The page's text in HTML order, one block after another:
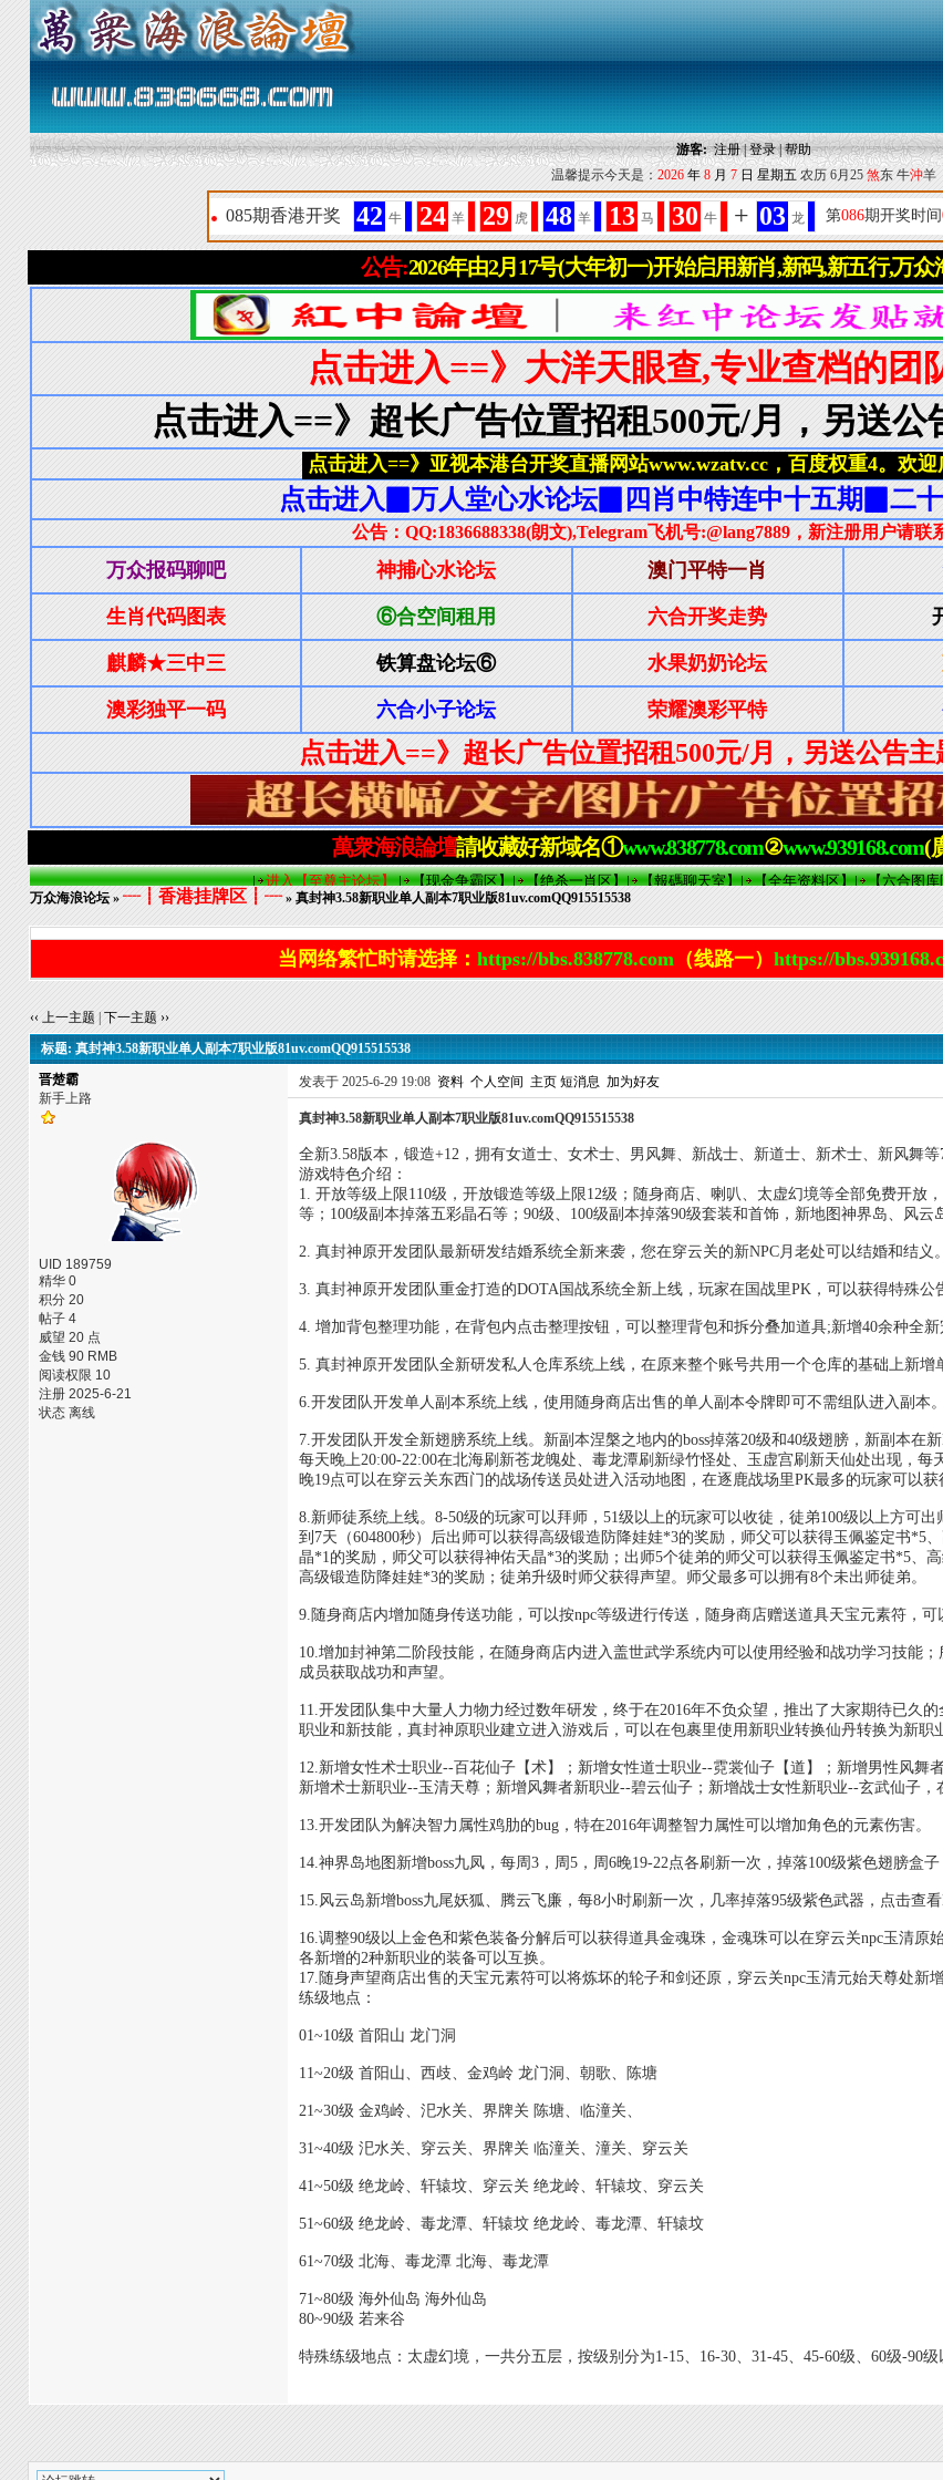
游客:注册|登录|帮助
温馨提示今天是： 2026年 8月 7日 星期五 农历 6月25 煞东 牛沖羊
万众海浪论坛» ┈┋香港挂牌区┋┈» 真封神3.58新职业单人副本7职业版81uv.comQQ915515538
当网络繁忙时请选择： https://bbs.838778.com（线路一） https://
‹‹ 上一主题
下一主题 ››
标题: 真封神3.58新职业单人副本7职业版81uv.comQQ915515538
晋楚霸
新手上路
UID 189759
精华 0
积分 20
帖子 4
威望 20 点
金钱 90 RMB
阅读权限 10
注册 2025-6-21
状态 离线
发表于 2025-6-29 19:08 资料 个人空间 主页 短消息 加为好友
真封神3.58新职业单人副本7职业版81uv.comQQ915515538
全新3.58版本，锻造+12，拥有女道士、女术士、男风舞、新战士、新道士、新术士、新风舞等
游戏特色介绍：
1. 开放等级上限110级，开放锻造等级上限12级；随身商店、喇叭、太虚幻境等全部免费开
等；100级副本掉落五彩晶石等；90级、100级副本掉落90级套装和首饰，新地图神界岛、风云
2. 真封神原开发团队最新研发结婚系统全新来袭，您在穿云关的新NPC月老处可以结婚和结义。
3. 真封神原开发团队重金打造的DOTA国战系统全新上线，玩家在国战里PK，可以获得特殊公
4. 增加背包整理功能，在背包内点击整理按钮，可以整理背包和拆分叠加道具;新增40余种全
5. 真封神原开发团队全新研发私人仓库系统上线，在原来整个账号共用一个仓库的基础上新
6.开发团队开发单人副本系统上线，使用随身商店出售的单人副本令牌即可不需组队进入副本。
7.开发团队开发全新翅膀系统上线。新副本涅槃之地内的boss掉落20级和40级翅膀，新副本在
每天晚上20:00-22:00在北海刷新苍龙魄处、毒龙潭刷新绿竹怪处、玉虚宫刷新天仙处出现，
晚19点可以在穿云关东西门的战场传送员处进入活动地图，在逐鹿战场里PK最多的玩家可以获
8.新师徒系统上线。8-50级的玩家可以拜师，51级以上的玩家可以收徒，徒弟100级以上方可
到7天（604800秒）后出师可以获得高级锻造防降娃娃*3的奖励，师父可以获得玉佩鉴定书*5
晶*1的奖励，师父可以获得神佑天晶*3的奖励；出师5个徒弟的师父可以获得玉佩鉴定书*5、
高级锻造防降娃娃*3的奖励；徒弟升级时师父获得声望。师父最多可以拥有8个未出师徒弟。
9.随身商店内增加随身传送功能，可以按npc等级进行传送，随身商店赠送道具天宝元素符，可
10.增加封神第二阶段技能，在随身商店内进入盖世武学系统内可以使用经验和战功学习技能
成员获取战功和声望。
11.开发团队集中大量人力物力经过数年研发，终于在2016年不负众望，推出了大家期待已久
职业和新技能，真封神原职业建立进入游戏后，可以在包裹里使用新职业转换仙丹转换为新职
12.新增女性术士职业--百花仙子【术】；新增女性道士职业--霓裳仙子【道】；新增男性风舞
新增术士新职业--玉清天尊；新增风舞者新职业--碧云仙子；新增战士女性新职业--玄武仙子，
13.开发团队为解决智力属性鸡肋的bug，特在2016年调整智力属性可以增加角色的元素伤害。
14.神界岛地图新增boss九凤，每周3，周5，周6晚19-22点各刷新一次，掉落100级紫色翅膀盒
15.风云岛新增boss九尾妖狐、腾云飞廉，每8小时刷新一次，几率掉落95级紫色武器，点击查看
16.调整90级以上金色和紫色装备分解后可以获得道具金魂珠，金魂珠可以在穿云关npc玉清
各新增的2种新职业的装备可以互换。
17.随身声望商店出售的天宝元素符可以将炼坏的轮子和剑还原，穿云关npc玉清元始天尊处新
练级地点：
01~10级 首阳山 龙门洞
11~20级 首阳山、西歧、金鸡岭 龙门洞、朝歌、陈塘
21~30级 金鸡岭、汜水关、界牌关 陈塘、临潼关、
31~40级 汜水关、穿云关、界牌关 临潼关、潼关、穿云关
41~50级 绝龙岭、轩辕坟、穿云关 绝龙岭、轩辕坟、穿云关
51~60级 绝龙岭、毒龙潭、轩辕坟 绝龙岭、毒龙潭、轩辕坟
61~70级 北海、毒龙潭 北海、毒龙潭
71~80级 海外仙岛 海外仙岛
80~90级 若来谷
特殊练级地点：太虚幻境，一共分五层，按级别分为1-15、16-30、31-45、45-60级、60级-90